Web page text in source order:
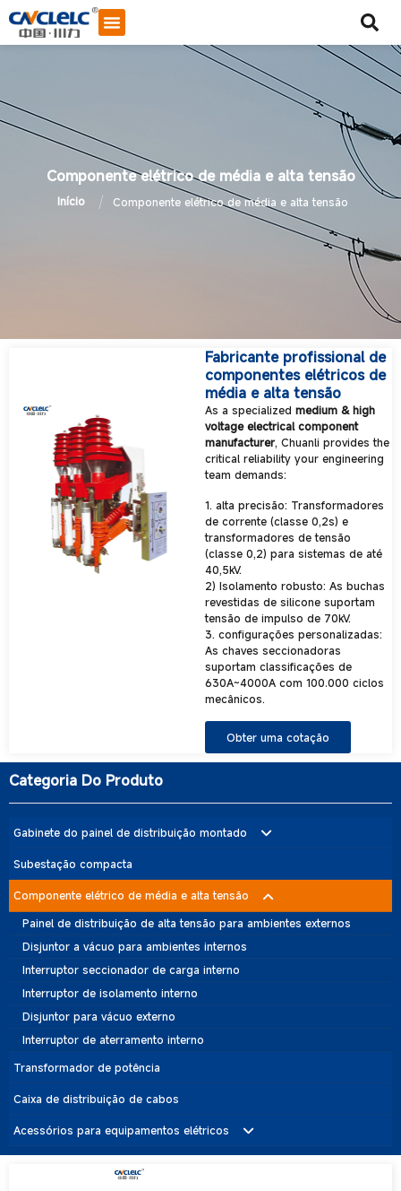
Componente elétrico de média e alta tensão
Início / Componente elétrico de média e alta tensão
Fabricante profissional de
componentes elétricos de
média e alta tensão
As a specializedmedium & high
voltage electrical component
manufacturer, Chuanli provides the
critical reliability your engineering
team demands:
1. alta precisão: Transformadores
de corrente (classe 0,2s) e
transformadores de tensão
(classe 0,2) para sistemas de até
40,5kV.
2) Isolamento robusto: As buchas
revestidas de silicone suportam
tensão de impulso de 70kV.
3. configurações personalizadas:
As chaves seccionadoras
suportam classificações de
630A~4000A com 100.000 ciclos
mecânicos.
Obter uma cotação
Categoria Do Produto
Gabinete do painel de distribuição montado
Armário de distribuição de média e alta tensão
Gabinete de painel de baixa tensão
Unidade principal de anel (RMU)
Subestação compacta
Componente elétrico de média e alta tensão
Painel de distribuição de alta tensão para ambientes externos
Disjuntor a vácuo para ambientes internos
Interruptor seccionador de carga interno
Interruptor de isolamento interno
Disjuntor para vácuo externo
Interruptor de aterramento interno
Transformador de potência
Caixa de distribuição de cabos
Acessórios para equipamentos elétricos
Para-raios